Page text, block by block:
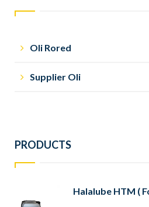
Oli Rored
Supplier Oli
PRODUCTS
Halalube HTM (